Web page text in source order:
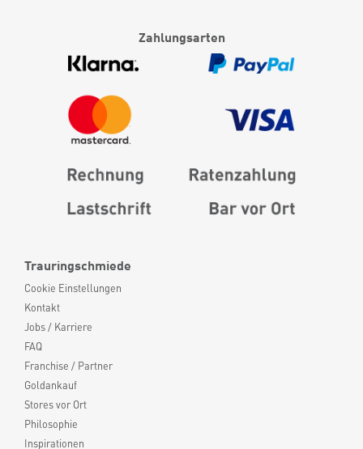
Trauringschmiede
Cookie Einstellungen
Kontakt
Jobs / Karriere
FAQ
Franchise / Partner
Goldankauf
Stores vor Ort
Philosophie
Inspirationen
Zahlungsarten